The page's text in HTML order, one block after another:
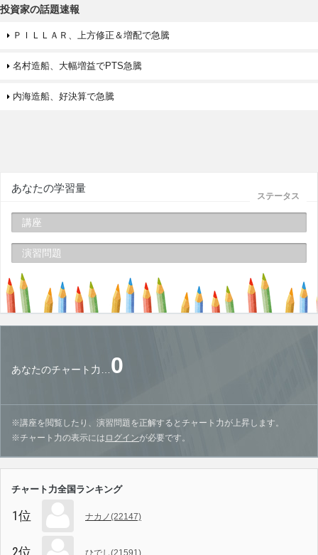
投資家の話題速報
ＰＩＬＬＡＲ、上方修正＆増配で急騰
名村造船、大幅増益でPTS急騰
内海造船、好決算で急騰
ステータス
あなたの学習量
講座
演習問題
あなたのチャート力… 0
※講座を閲覧したり、演習問題を正解するとチャート力が上昇します。
※チャート力の表示には ログインが必要です。
チャート力全国ランキング
1位 ナカノ(22147)
2位 ひでし(21591)